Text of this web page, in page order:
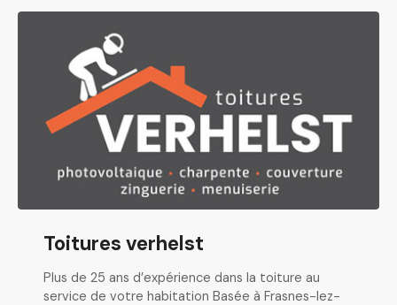
Toitures verhelst
Plus de 25 ans d’expérience dans la toiture au
service de votre habitation Basée à Frasnes-lez-